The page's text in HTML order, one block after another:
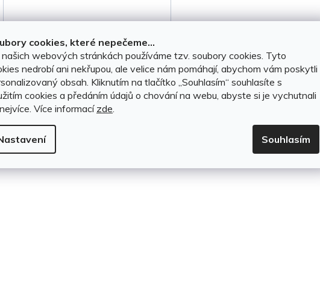
cookies, které nepečeme...
našich webových stránkách používáme tzv. soubory cookies. Tyto
nedrobí ani nekřupou, ale velice nám pomáhají, abychom vám poskytli
obsah. Kliknutím na tlačítko ,,Souhlasím“ souhlasíte s
cookies a předáním údajů o chování na webu, abyste si je vychutnali
Více informací zde.
Souhlasím
u
t
ů
d
u
k
t
ů
DO KOŠÍKU DO KOŠÍKU
v
l
á